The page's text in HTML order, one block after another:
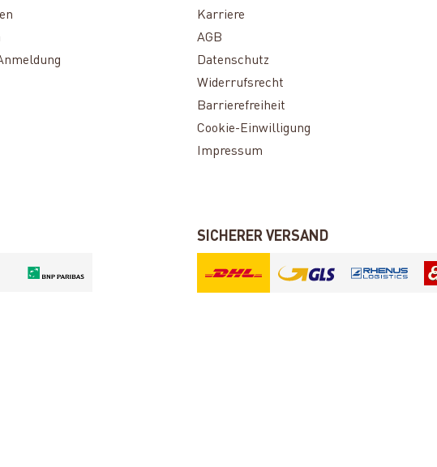
Karriere
AGB
Datenschutz
Widerrufsrecht
Barrierefreiheit
Cookie-Einwilligung
Impressum
SICHERER VERSAND